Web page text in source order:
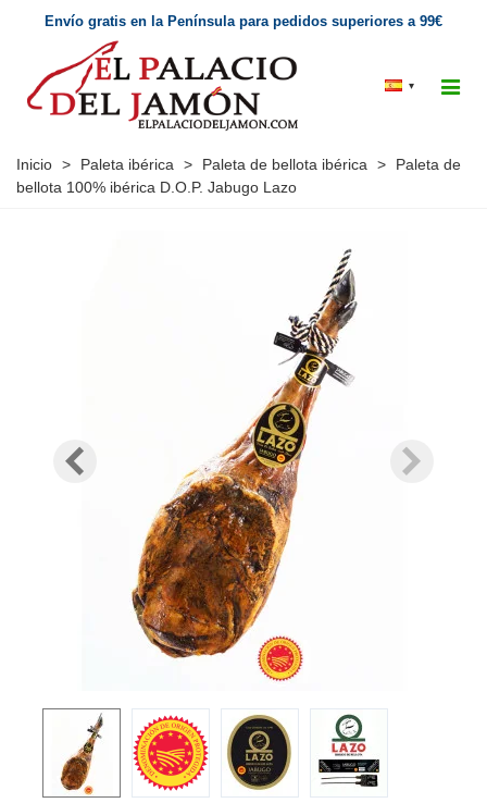
Envío gratis en la Península para pedidos superiores a 99€
▾
Inicio > Paleta ibérica > Paleta de bellota ibérica >
Paleta de
bellota 100% ibérica D.O.P. Jabugo Lazo